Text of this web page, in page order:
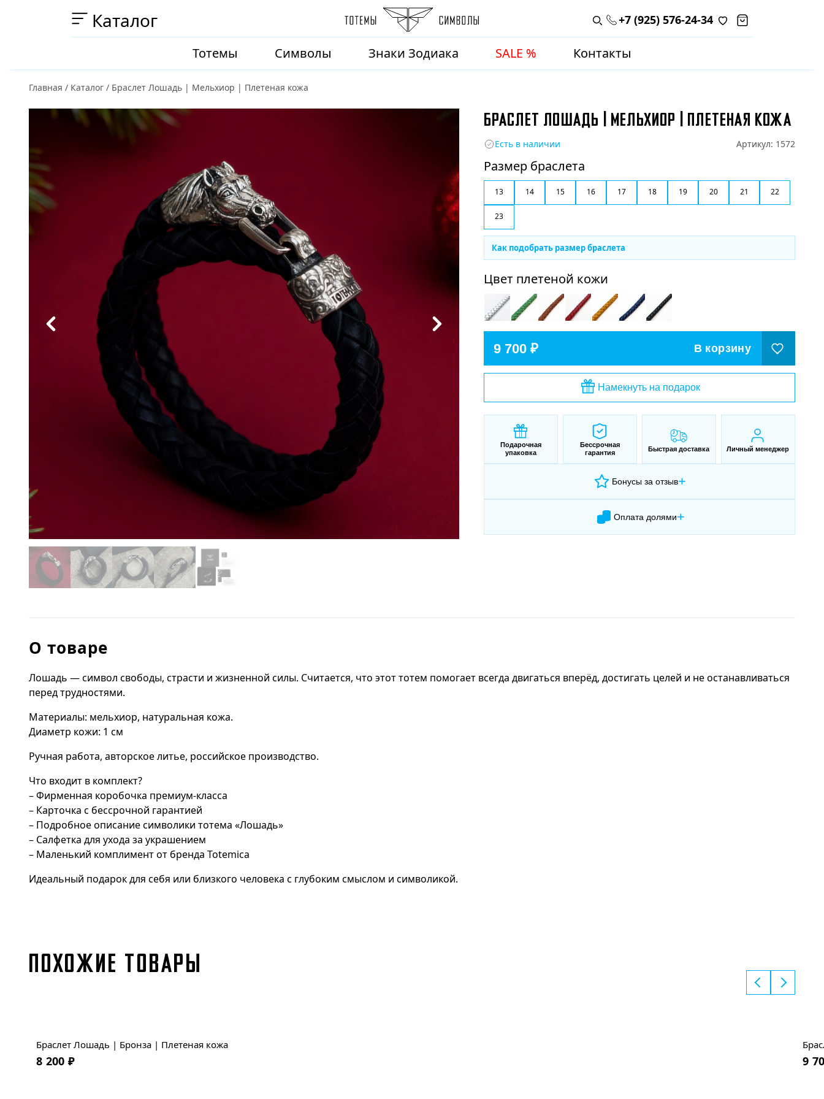
Каталог Поиск по каталогу
+7 (925) 576-24-34
Тотемы Символы Знаки Зодиака SALE % Контакты
Главная / Каталог / Браслет Лошадь | Мельхиор | Плетеная кожа
БРАСЛЕТ ЛОШАДЬ | МЕЛЬХИОР | ПЛЕТЕНАЯ КОЖА
Есть в наличии Артикул: 1572
Размер браслета
13 14 15 16 17 18 19 20 21 22
23
Как подобрать размер браслета
Цвет плетеной кожи
9 700 ₽ В корзину
Намекнуть на подарок
Подарочная
упаковка
Бессрочная
гарантия
Быстрая доставка Личный менеджер
Бонусы за отзыв+
Оплата долями+
О товаре
Лошадь — символ свободы, страсти и жизненной силы. Считается, что этот тотем помогает всегда двигаться вперёд, достигать целей и не останавливаться
перед трудностями.
Материалы: мельхиор, натуральная кожа.
Диаметр кожи: 1 см
Ручная работа, авторское литье, российское производство.
Что входит в комплект?
– Фирменная коробочка премиум-класса
– Карточка с бессрочной гарантией
– Подробное описание символики тотема «Лошадь»
– Салфетка для ухода за украшением
– Маленький комплимент от бренда Totemica
Идеальный подарок для себя или близкого человека с глубоким смыслом и символикой.
ПОХОЖИЕ ТОВАРЫ
Браслет Лошадь | Бронза | Плетеная кожа
8 200 ₽ 9